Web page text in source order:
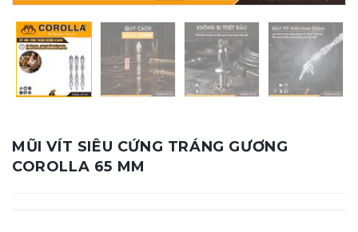
MŨI VÍT SIÊU CỨNG TRÁNG GƯƠNG
COROLLA 65 MM